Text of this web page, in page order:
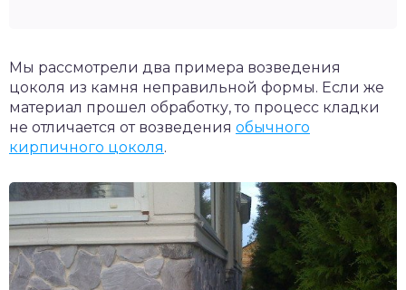
Мы рассмотрели два примера возведения
цоколя из камня неправильной формы. Если же
материал прошел обработку, то процесс кладки
не отличается от возведения обычного
кирпичного цоколя.